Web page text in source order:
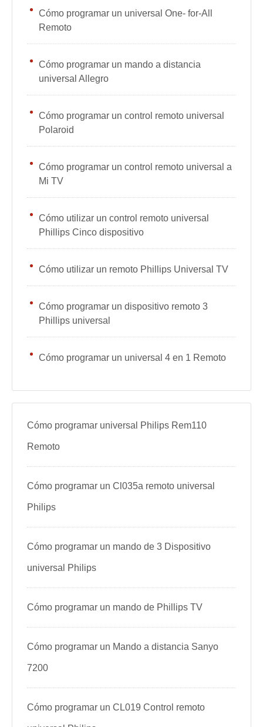
Cómo programar un universal One- for-All
Remoto
Cómo programar un mando a distancia
universal Allegro
Cómo programar un control remoto universal
Polaroid
Cómo programar un control remoto universal a
Mi TV
Cómo utilizar un control remoto universal
Phillips Cinco dispositivo
Cómo utilizar un remoto Phillips Universal TV
Cómo programar un dispositivo remoto 3
Phillips universal
Cómo programar un universal 4 en 1 Remoto
Cómo programar universal Philips Rem110
Remoto
Cómo programar un Cl035a remoto universal
Philips
Cómo programar un mando de 3 Dispositivo
universal Philips
Cómo programar un mando de Phillips TV
Cómo programar un Mando a distancia Sanyo
7200
Cómo programar un CL019 Control remoto